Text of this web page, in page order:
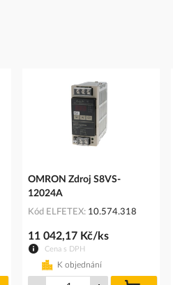
OMRON Zdroj S8VS-
12024A
Kód ELFETEX 10.574.318
Cena s DPH
11 042,17 Kč/ks
K objednání